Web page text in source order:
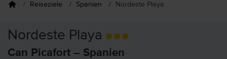
Reiseziele Spanien Nordeste Playa
Nordeste Playa
Can Picafort – Spanien